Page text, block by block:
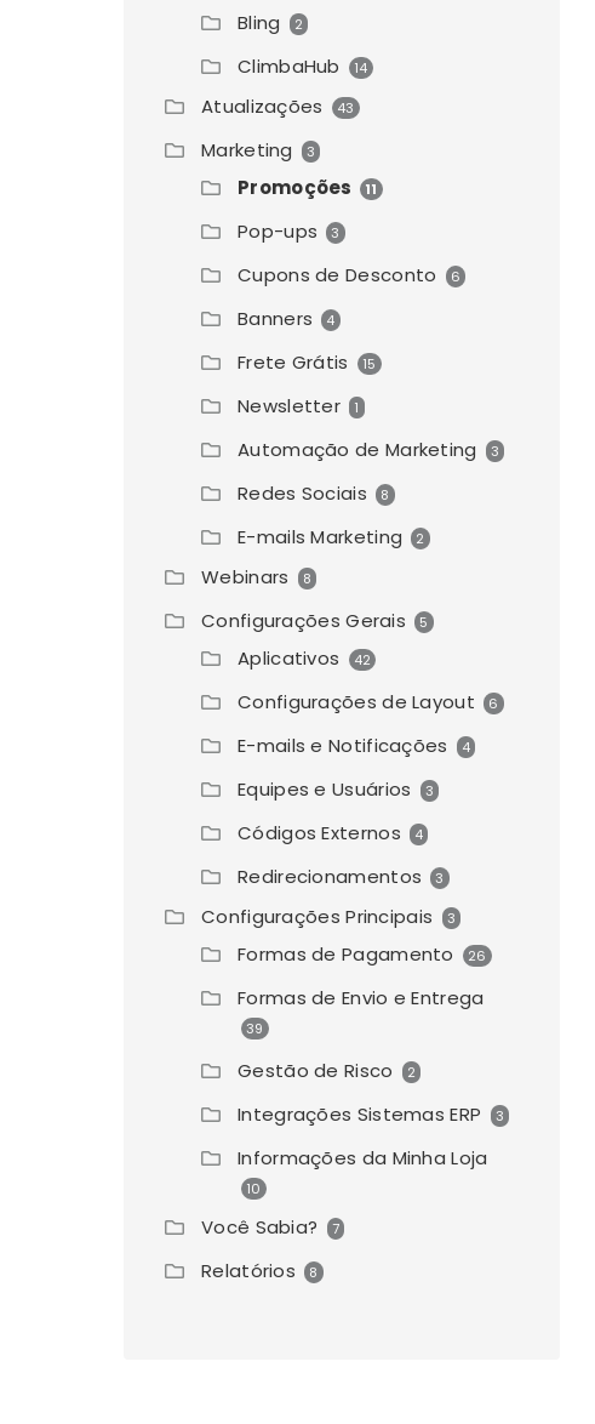
Bling 2
ClimbaHub 14
Atualizações 43
Marketing 3
Promoções 11
Pop-ups 3
Cupons de Desconto 6
Banners 4
Frete Grátis 15
Newsletter 1
Automação de Marketing 3
Redes Sociais 8
E-mails Marketing 2
Webinars 8
Configurações Gerais 5
Aplicativos 42
Configurações de Layout 6
E-mails e Notificações 4
Equipes e Usuários 3
Códigos Externos 4
Redirecionamentos 3
Configurações Principais 3
Formas de Pagamento 26
Formas de Envio e Entrega
39
Gestão de Risco 2
Integrações Sistemas ERP 3
Informações da Minha Loja
10
Você Sabia? 7
Relatórios 8